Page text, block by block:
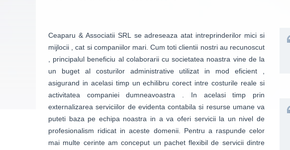
Ceaparu & Associatii SRL se adreseaza atat intreprinderilor mici si
mijlocii , cat si companiilor mari. Cum toti clientii nostri au recunoscut
, principalul beneficiu al colaborarii cu societatea noastra vine de la
un buget al costurilor administrative utilizat in mod eficient ,
asigurand in acelasi timp un echilibru corect intre costurile reale si
activitatea companiei dumneavoastra . In acelasi timp prin
externalizarea serviciilor de evidenta contabila si resurse umane va
puteti baza pe echipa noastra in a va oferi servicii la un nivel de
profesionalism ridicat in aceste domenii. Pentru a raspunde celor
mai multe cerinte am conceput un pachet flexibil de servicii dintre